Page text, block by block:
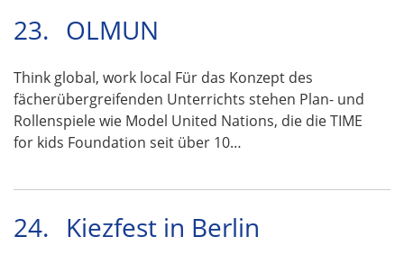
23. OLMUN
Think global, work local Für das Konzept des
fächerübergreifenden Unterrichts stehen Plan- und
Rollenspiele wie Model United Nations, die die TIME
for kids Foundation seit über 10…
24. Kiezfest in Berlin